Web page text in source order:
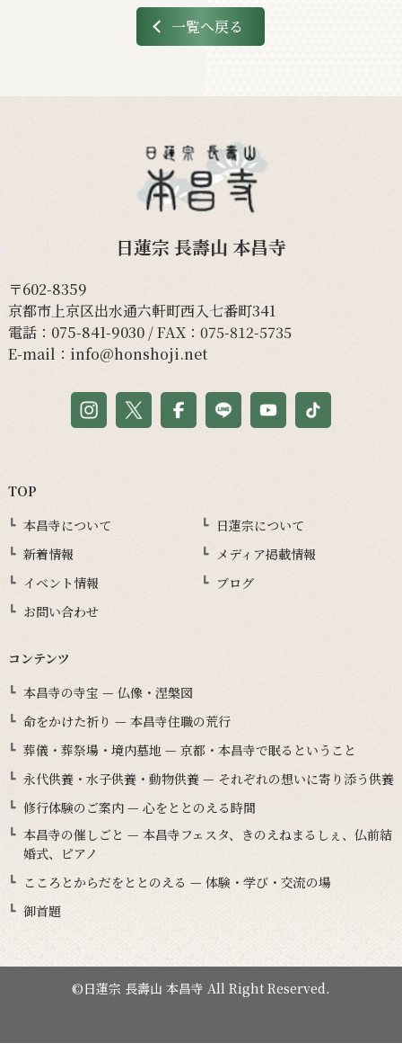
一覧へ戻る
日蓮宗 長壽山 本昌寺
〒602-8359
京都市上京区出水通六軒町西入七番町341
電話： 075-841-9030/ FAX：075-812-5735
E-mail： info@honshoji.net
TOP
本昌寺について
日蓮宗について
新着情報
メディア掲載情報
イベント情報
ブログ
お問い合わせ
コンテンツ
本昌寺の寺宝 — 仏像・涅槃図
命をかけた祈り — 本昌寺住職の荒行
葬儀・葬祭場・境内墓地 — 京都・本昌寺で眠るということ
永代供養・水子供養・動物供養 — それぞれの想いに寄り添う供養
修行体験のご案内 — 心をととのえる時間
本昌寺の催しごと — 本昌寺フェスタ、きのえねまるしぇ、仏前結
婚式、ピアノ
こころとからだをととのえる — 体験・学び・交流の場
御首題
©日蓮宗 長壽山 本昌寺 All Right Reserved.